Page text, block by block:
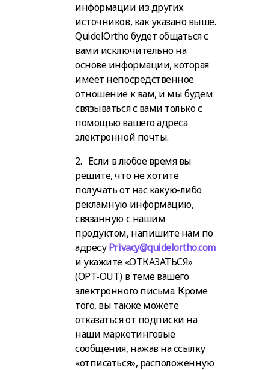
информации из других
источников, как указано выше.
QuidelOrtho будет общаться с
вами исключительно на
основе информации, которая
имеет непосредственное
отношение к вам, и мы будем
связываться с вами только с
помощью вашего адреса
электронной почты.
2. Если в любое время вы
решите, что не хотите
получать от нас какую-либо
рекламную информацию,
связанную с нашим
продуктом, напишите нам по
адресуPrivacy@quidelortho.com
и укажите «ОТКАЗАТЬСЯ»
(OPT-OUT) в теме вашего
электронного письма. Кроме
того, вы также можете
отказаться от подписки на
наши маркетинговые
сообщения, нажав на ссылку
«отписаться», расположенную